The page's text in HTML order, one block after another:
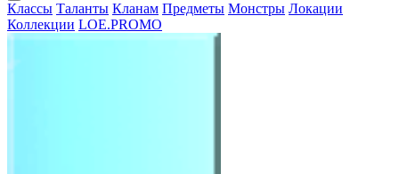
Классы Таланты Кланам Предметы Монстры Локации
Коллекции LOE.PROMO